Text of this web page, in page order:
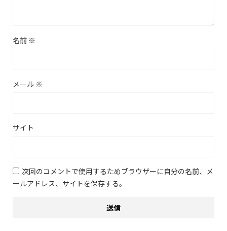
名前 ※
メール ※
サイト
次回のコメントで使用するためブラウザーに自分の名前、メ
ールアドレス、サイトを保存する。